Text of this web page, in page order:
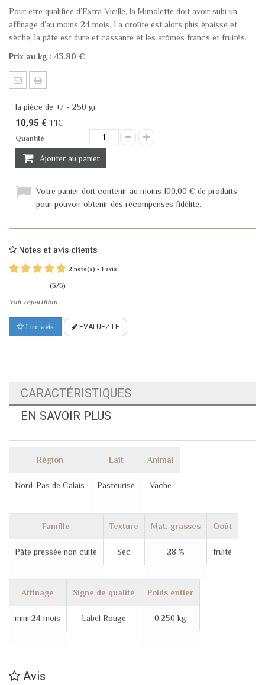
Pour être qualifiée d’Extra-Vieille, la Mimolette doit avoir subi un
affinage d’au moins 24 mois. La croûte est alors plus épaisse et
sèche, la pâte est dure et cassante et les arômes francs et fruités.
Prix au kg : 43.80 €
la pièce de +/ - 250 gr
10,95 € TTC
Quantité
Ajouter au panier
Votre panier doit contenir au moins 100,00 € de produits
pour pouvoir obtenir des récompenses fidélité.
Notes et avis clients
(5/5)
2 note(s) - 1 avis
Voir répartition
Lire avis EVALUEZ-LE
CARACTÉRISTIQUES
EN SAVOIR PLUS
Région
Nord-Pas de Calais
Lait
Pasteurisé
Animal
Vache
Famille
Pâte pressée non cuite
Texture
Sec
Mat. grasses
28 %
Goût
fruité
Affinage
mini 24 mois
Signe de qualité
Label Rouge
Poids entier
0,250 kg
Avis